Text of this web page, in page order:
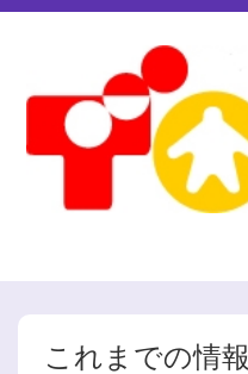
これまでの情報